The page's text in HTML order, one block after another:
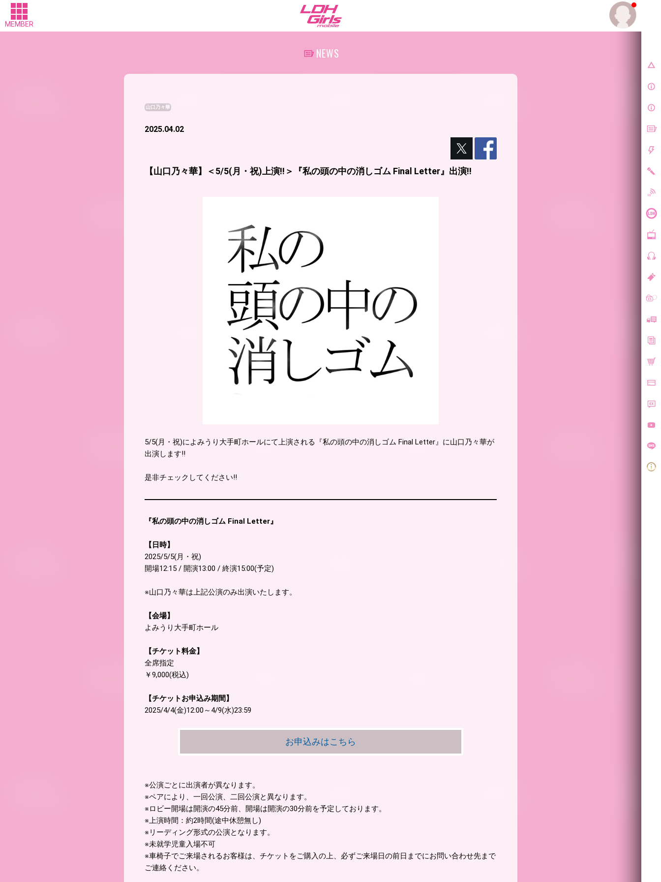
MEMBER
NEWS
山口乃々華
2025.04.02
【山口乃々華】＜5/5(月・祝)上演!!＞『私の頭の中の消しゴム Final Letter』出演!!
5/5(月・祝)によみうり大手町ホールにて上演される『私の頭の中の消しゴム Final Letter』に山口乃々華が
出演します!!
是非チェックしてください!!
『私の頭の中の消しゴム Final Letter』
【日時】
2025/5/5(月・祝)
開場12:15 / 開演13:00 / 終演15:00(予定)
※山口乃々華は上記公演のみ出演いたします。
【会場】
よみうり大手町ホール
【チケット料金】
全席指定
￥9,000(税込)
【チケットお申込み期間】
2025/4/4(金)12:00～4/9(水)23:59
お申込みはこちら
※公演ごとに出演者が異なります。
※ペアにより、一回公演、二回公演と異なります。
※ロビー開場は開演の45分前、開場は開演の30分前を予定しております。
※上演時間：約2時間(途中休憩無し)
※リーディング形式の公演となります。
※未就学児童入場不可
※車椅子でご来場されるお客様は、チケットをご購入の上、必ずご来場日の前日までにお問い合わせ先まで
ご連絡ください。